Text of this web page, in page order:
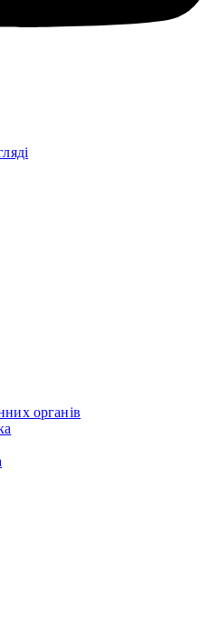
органів